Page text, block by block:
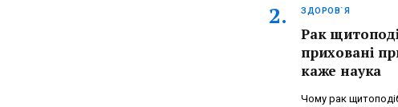
ЗДОРОВ`Я
Рак
приховані
каже наука
Чому рак